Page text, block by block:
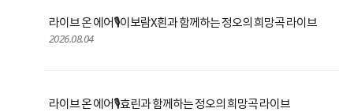
라이브 온 에어🎙️이보람X흰과 함께하는 정오의 희망곡 라이브
2026.08.04
라이브 온 에어🎙️효린과 함께하는 정오의 희망곡 라이브